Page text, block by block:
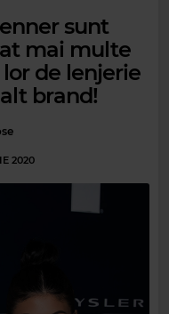
sunt
mai multe
de lenjerie
brand!
2020